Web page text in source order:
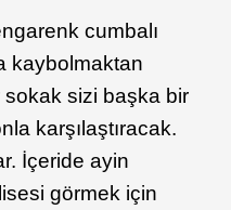
cumbalı
kaybolmaktan
sokak sizi başka bir
karşılaştıracak.
İçeride ayin
görmek için